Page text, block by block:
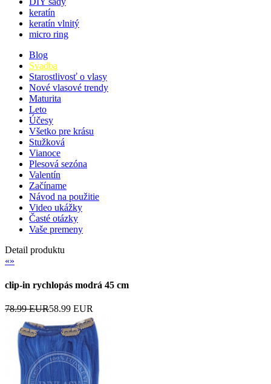
keratín
keratín vlnitý
micro ring
Blog
Svadba
Starostlivosť o vlasy
Nové vlasové trendy
Maturita
Leto
Účesy
Všetko pre krásu
Stužková
Vianoce
Plesová sezóna
Valentín
Začíname
Návod na použitie
Video ukážky
Časté otázky
Vaše premeny
Detail produktu
«»
clip-in rychlopás modrá 45 cm
78.99 EUR58.99 EUR